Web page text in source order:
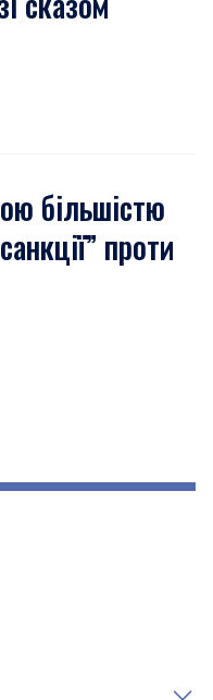
більшістю
проти